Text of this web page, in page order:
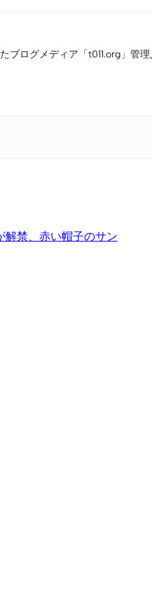
ブログメディア「t011.org」管
解禁、赤い帽子のサン